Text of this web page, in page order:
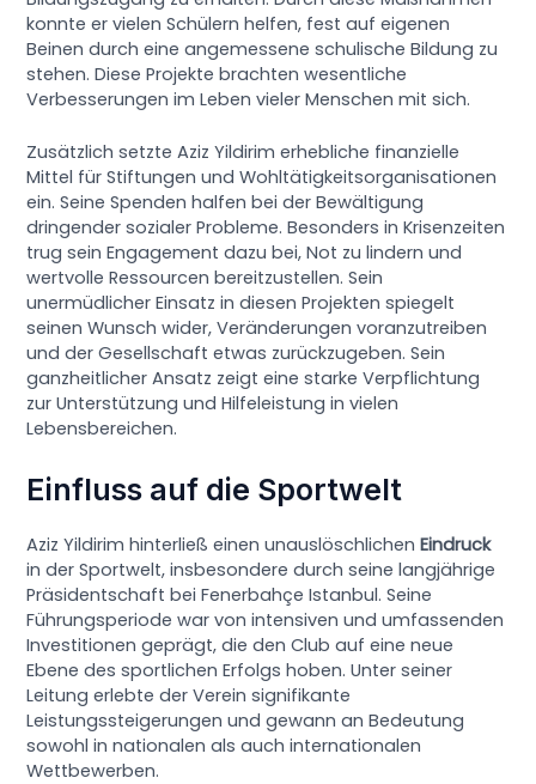
konnte er vielen Schülern helfen, fest auf eigenen
Beinen durch eine angemessene schulische Bildung zu
stehen. Diese Projekte brachten wesentliche
Verbesserungen im Leben vieler Menschen mit sich.
Zusätzlich setzte Aziz Yildirim erhebliche finanzielle
Mittel für Stiftungen und Wohltätigkeitsorganisationen
ein. Seine Spenden halfen bei der Bewältigung
dringender sozialer Probleme. Besonders in Krisenzeiten
trug sein Engagement dazu bei, Not zu lindern und
wertvolle Ressourcen bereitzustellen. Sein
unermüdlicher Einsatz in diesen Projekten spiegelt
seinen Wunsch wider, Veränderungen voranzutreiben
und der Gesellschaft etwas zurückzugeben. Sein
ganzheitlicher Ansatz zeigt eine starke Verpflichtung
zur Unterstützung und Hilfeleistung in vielen
Lebensbereichen.
Einfluss auf die Sportwelt
Aziz Yildirim hinterließ einen unauslöschlichenEindruck
in der Sportwelt, insbesondere durch seine langjährige
Präsidentschaft bei Fenerbahçe Istanbul. Seine
Führungsperiode war von intensiven und umfassenden
Investitionen geprägt, die den Club auf eine neue
Ebene des sportlichen Erfolgs hoben. Unter seiner
Leitung erlebte der Verein signifikante
Leistungssteigerungen und gewann an Bedeutung
sowohl in nationalen als auch internationalen
Wettbewerben.